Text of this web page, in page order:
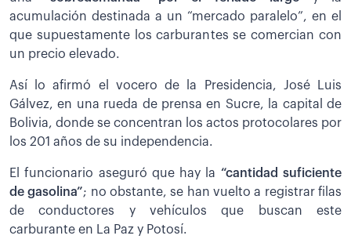
acumulación destinada a un “mercado paralelo”, en el
que supuestamente los carburantes se comercian con
un precio elevado.
Así lo afirmó el vocero de la Presidencia, José Luis
Gálvez, en una rueda de prensa en Sucre, la capital de
Bolivia, donde se concentran los actos protocolares por
los 201 años de su independencia.
El funcionario aseguró que hay la “cantidad suficiente
de gasolina”; no obstante, se han vuelto a registrar filas
de conductores y vehículos que buscan este
carburante en La Paz y Potosí.